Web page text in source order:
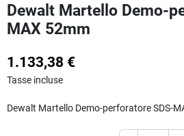
Dewalt Martello Demo-
MAX 52mm
1.133,38 €
Tasse incluse
Dewalt Martello Demo-perforatore SDS-